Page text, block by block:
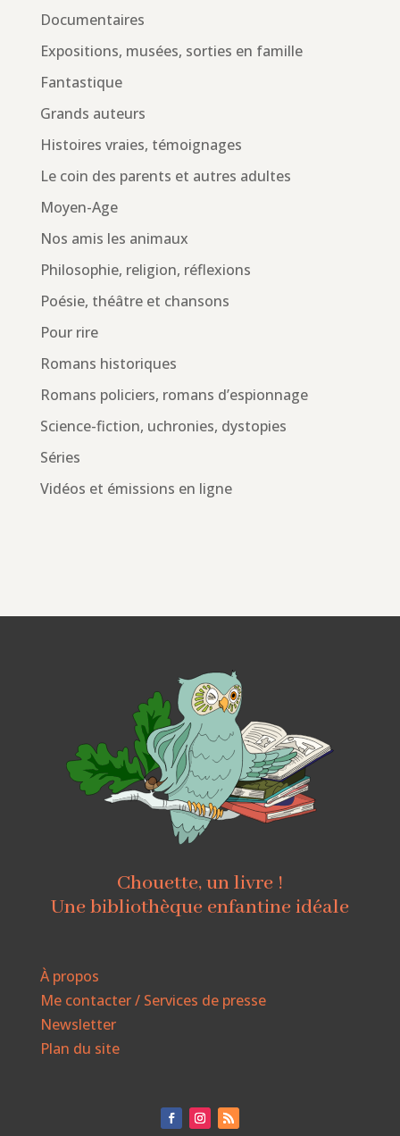
Documentaires
Expositions, musées, sorties en famille
Fantastique
Grands auteurs
Histoires vraies, témoignages
Le coin des parents et autres adultes
Moyen-Age
Nos amis les animaux
Philosophie, religion, réflexions
Poésie, théâtre et chansons
Pour rire
Romans historiques
Romans policiers, romans d’espionnage
Science-fiction, uchronies, dystopies
Séries
Vidéos et émissions en ligne
Chouette, un livre !
Une bibliothèque enfantine idéale
À propos
Me contacter / Services de presse
Newsletter
Plan du site